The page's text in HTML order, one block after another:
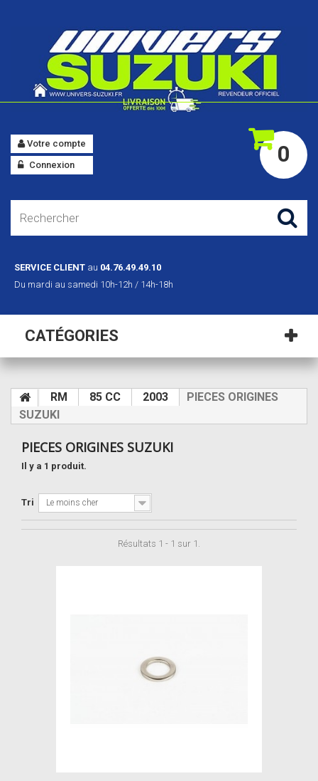
0
Votre compte
Connexion
SERVICE CLIENT au 04.76.49.49.10
Du mardi au samedi 10h-12h / 14h-18h
CATÉGORIES
RM 85 CC 2003
PIECES ORIGINES
SUZUKI
PIECES ORIGINES SUZUKI
Il y a 1 produit.
Tri Le moins cher
Résultats 1 - 1 sur 1.